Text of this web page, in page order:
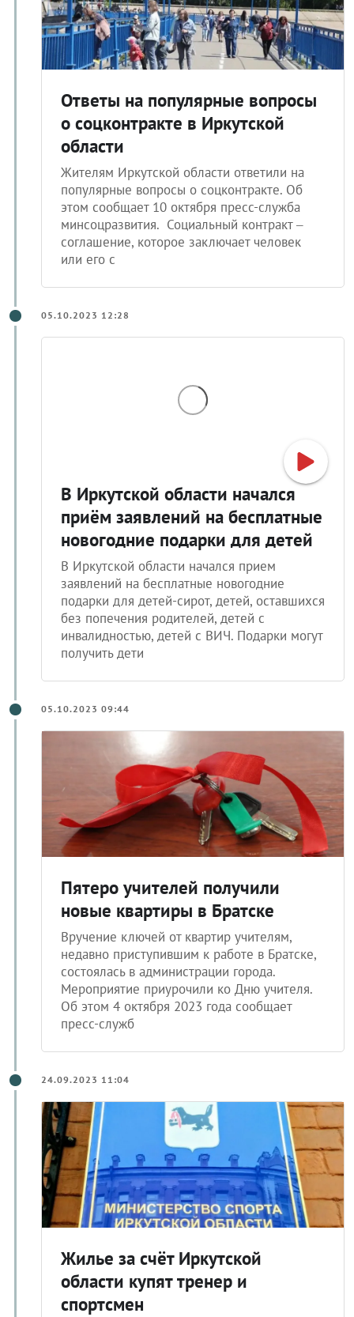
Ответы на популярные вопросы
о соцконтракте в Иркутской
области
Жителям Иркутской области ответили на
популярные вопросы о соцконтракте. Об
этом сообщает 10 октября пресс-служба
минсоцразвития. Социальный контракт –
соглашение, которое заключает человек
или его с
05.10.2023 12:28
В Иркутской области начался
приём заявлений на бесплатные
новогодние подарки для детей
В Иркутской области начался прием
заявлений на бесплатные новогодние
подарки для детей-сирот, детей, оставшихся
без попечения родителей, детей с
инвалидностью, детей с ВИЧ. Подарки могут
получить дети
05.10.2023 09:44
Пятеро учителей получили
новые квартиры в Братске
Вручение ключей от квартир учителям,
недавно приступившим к работе в Братске,
состоялась в администрации города.
Мероприятие приурочили ко Дню учителя.
Об этом 4 октября 2023 года сообщает
пресс-служб
24.09.2023 11:04
Жилье за счёт Иркутской
области купят тренер и
спортсмен